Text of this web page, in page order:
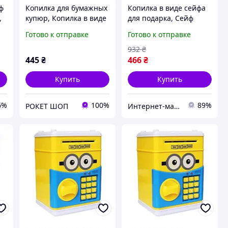
Копилка для бумажных
купюр, Копилка в виде
Детский детский сейф
Готово к отправке
445 ₴
Купить
РОКЕТ ШОП 100%
Копилка в виде сейфа
для подарка, Сейф
в виде сейфа для дома
CQ-39
Готово к отправке
466₴
932 ₴
Купить
Интернет-магазин 1001USEfulness 89%